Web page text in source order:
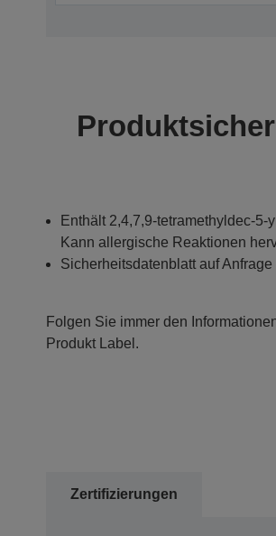
Enthält 2,4,7,9-tetramethyldec-5-
Kann allergische Reaktionen
Sicherheitsdatenblatt auf
Folgen Sie immer den
Produkt Label.
Zertifizierungen